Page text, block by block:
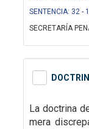
SENTENCIA: 32 -
SECRETARÍA
La doctrina
mera